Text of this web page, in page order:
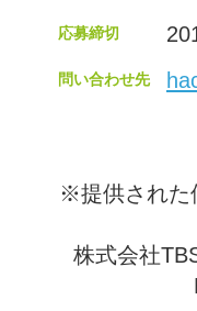
応募締切
問い合わせ先
※提供された
株式会社